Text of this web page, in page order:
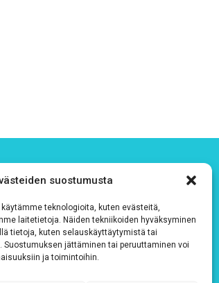
suostumusta
teknologioita, kuten evästeitä,
laitetietoja. Näiden tekniikoiden hyväksyminen
tietoja, kuten selauskäyttäytymistä tai
jättäminen tai peruuttaminen voi
ja toimintoihin.